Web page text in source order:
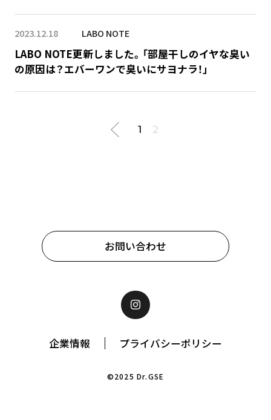
2023.12.18 LABO NOTE
LABO NOTE更新しました。「部屋干しのイヤな臭い
の原因は？エバーワンで臭いにサヨナラ！」
1 2
お問い合わせ
企業情報 プライバシーポリシー
©2025 Dr.GSE